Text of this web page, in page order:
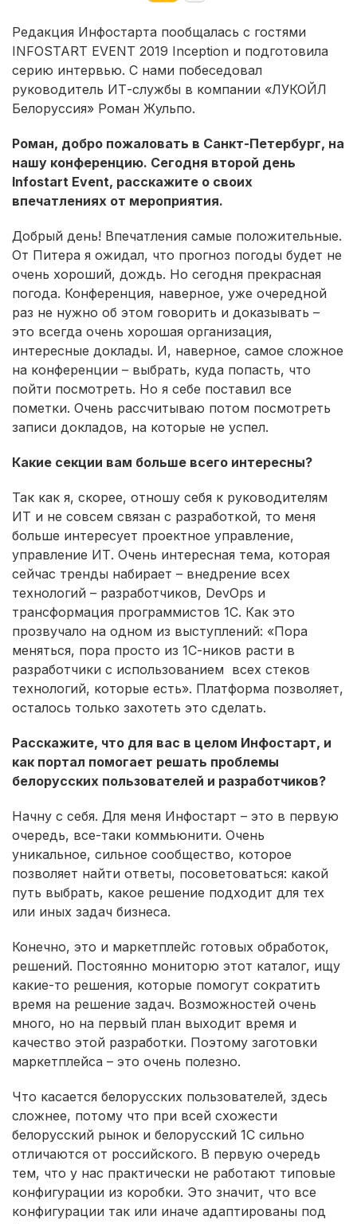
Редакция Инфостарта пообщалась с гостями
INFOSTART EVENT 2019 Inception и подготовила
серию интервью. С нами побеседовал
руководитель ИТ-службы в компании «ЛУКОЙЛ
Белоруссия» Роман Жульпо.
Роман, добро пожаловать в Санкт-Петербург, на
нашу конференцию. Сегодня второй день
Infostart Event, расскажите о своих
впечатлениях от мероприятия.
Добрый день! Впечатления самые положительные.
От Питера я ожидал, что прогноз погоды будет не
очень хороший, дождь. Но сегодня прекрасная
погода. Конференция, наверное, уже очередной
раз не нужно об этом говорить и доказывать –
это всегда очень хорошая организация,
интересные доклады. И, наверное, самое сложное
на конференции – выбрать, куда попасть, что
пойти посмотреть. Но я себе поставил все
пометки. Очень рассчитываю потом посмотреть
записи докладов, на которые не успел.
Какие секции вам больше всего интересны?
Так как я, скорее, отношу себя к руководителям
ИТ и не совсем связан с разработкой, то меня
больше интересует проектное управление,
управление ИТ. Очень интересная тема, которая
сейчас тренды набирает – внедрение всех
технологий – разработчиков, DevOps и
трансформация программистов 1С. Как это
прозвучало на одном из выступлений: «Пора
меняться, пора просто из 1С-ников расти в
разработчики с использованием всех стеков
технологий, которые есть». Платформа позволяет,
осталось только захотеть это сделать.
Расскажите, что для вас в целом Инфостарт, и
как портал помогает решать проблемы
белорусских пользователей и разработчиков?
Начну с себя. Для меня Инфостарт – это в первую
очередь, все-таки коммьюнити. Очень
уникальное, сильное сообщество, которое
позволяет найти ответы, посоветоваться: какой
путь выбрать, какое решение подходит для тех
или иных задач бизнеса.
Конечно, это и маркетплейс готовых обработок,
решений. Постоянно мониторю этот каталог, ищу
какие-то решения, которые помогут сократить
время на решение задач. Возможностей очень
много, но на первый план выходит время и
качество этой разработки. Поэтому заготовки
маркетплейса – это очень полезно.
Что касается белорусских пользователей, здесь
сложнее, потому что при всей схожести
белорусский рынок и белорусский 1С сильно
отличаются от российского. В первую очередь
тем, что у нас практически не работают типовые
конфигурации из коробки. Это значит, что все
конфигурации так или иначе адаптированы под